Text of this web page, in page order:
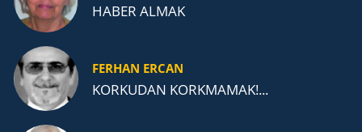
HABER ALMAK
FERHAN ERCAN
KORKUDAN KORKMAMAK!...